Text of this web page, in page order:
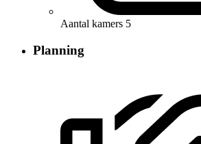
Aantal kamers 5
Planning